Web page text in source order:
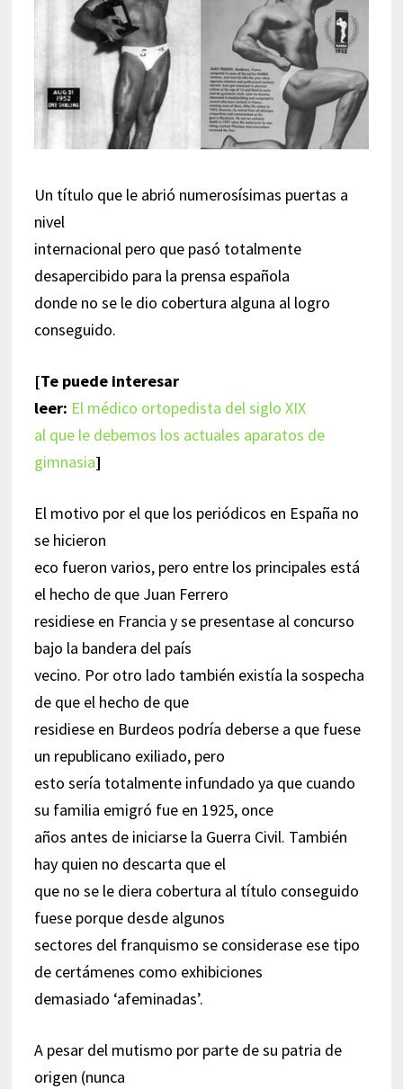
Un título que le abrió numerosísimas puertas a
nivel
internacional pero que pasó totalmente
desapercibido para la prensa española
donde no se le dio cobertura alguna al logro
conseguido.
[Te puede interesar
leer: El médico ortopedista del siglo XIX
al que le debemos los actuales aparatos de
gimnasia]
El motivo por el que los periódicos en España no
se hicieron
eco fueron varios, pero entre los principales está
el hecho de que Juan Ferrero
residiese en Francia y se presentase al concurso
bajo la bandera del país
vecino. Por otro lado también existía la sospecha
de que el hecho de que
residiese en Burdeos podría deberse a que fuese
un republicano exiliado, pero
esto sería totalmente infundado ya que cuando
su familia emigró fue en 1925, once
años antes de iniciarse la Guerra Civil. También
hay quien no descarta que el
que no se le diera cobertura al título conseguido
fuese porque desde algunos
sectores del franquismo se considerase ese tipo
de certámenes como exhibiciones
demasiado ‘afeminadas’.
A pesar del mutismo por parte de su patria de
origen (nunca